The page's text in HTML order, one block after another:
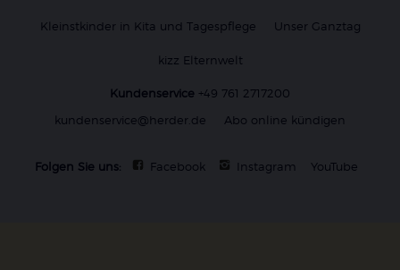
Kleinstkinder in Kita und Tagespflege Unser Ganztag
kizz Elternwelt
Kundenservice +49 761 2717200
kundenservice@herder.de
Abo online kündigen
Folgen Sie uns: Facebook Instagram YouTube